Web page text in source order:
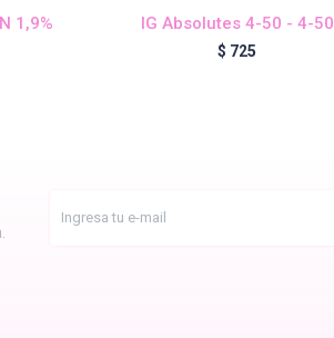
1,9%
IG Absolutes 4-50 - 4-50
$ 725